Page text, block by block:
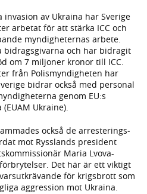
invasion av Ukraina har Sverige
arbetat för att stärka ICC och
myndigheternas arbete.
bidragsgivarna och har bidragit
om 7 miljoner kronor till ICC.
från Polismyndigheten har
bidrar också med personal
genom EU:s
Ukraine).
också de arresterings­
mot Rysslands president
Maria Lvova-
Det här är ett viktigt
för krigsbrott som
aggression mot Ukraina.